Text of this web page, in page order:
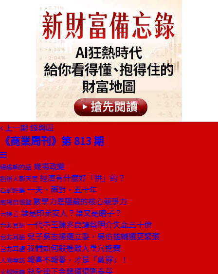
上一期 錢與囚
《商業周刊》第 813 期
總編輯的話 幾場政變
創辦人聊天室 經濟有什麼好「拚」的？
石頭評論 一天‧兩對‧五十年
商場自慢塾 數學力是隱藏的核心競爭力
去梯言 誰是印弟安人？誰又是瞎子？
台北耳語 一代拳王陳兆良讓蔡明介失血三十億
台北耳語 兒子吳志揚選立委，吳伯雄輔選更緊張
台北耳語 我們如何殺進敵人巢穴挖寶
人物專訪 報喜不報憂，才是「戴罪」！
火線話題 林全連下金牌逼退劉泰英